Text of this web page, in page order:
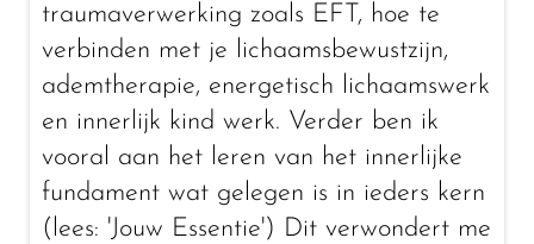
traumaverwerking zoals EFT, hoe te
verbinden met je lichaamsbewustzijn,
ademtherapie, energetisch lichaamswerk
en innerlijk kind werk. Verder ben ik
vooral aan het leren van het innerlijke
fundament wat gelegen is in ieders kern
(lees: 'Jouw Essentie') Dit verwondert me